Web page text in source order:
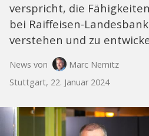
verspricht, die
bei Raiffeisen-
verstehen und zu
News von
Marc Nemitz
Stuttgart, 22. Januar 2024